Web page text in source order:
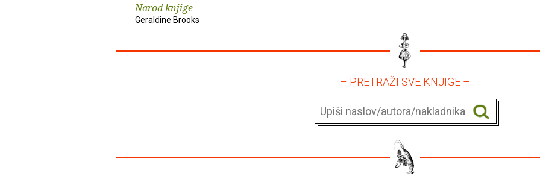
Narod knjige
Geraldine Brooks
– PRETRAŽI SVE KNJIGE –